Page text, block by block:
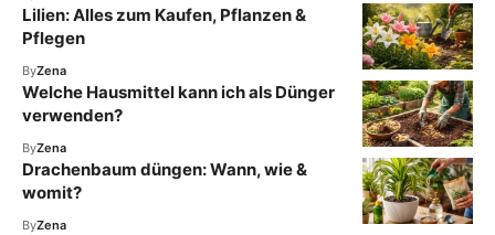
Lilien: Alles zum Kaufen, Pflanzen &
Pflegen
ByZena
Welche Hausmittel kann ich als Dünger
verwenden?
ByZena
Drachenbaum düngen: Wann, wie &
womit?
ByZena